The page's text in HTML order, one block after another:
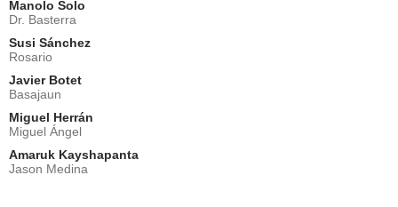
Manolo Solo
Dr. Basterra
Susi Sánchez
Rosario
Javier Botet
Basajaun
Miguel Herrán
Miguel Ángel
Amaruk Kayshapanta
Jason Medina